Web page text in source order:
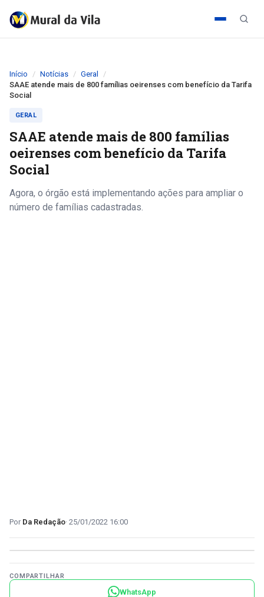
Início Notícias
Geral
SAAE atende mais de 800 famílias oeirenses com benefício da Tarifa
Social
GERAL
SAAE atende mais de 800 famílias
oeirenses com benefício da Tarifa
Social
Agora, o órgão está implementando ações para ampliar o
número de famílias cadastradas.
Da Redação 25/01/2022 16:00
COMPARTILHAR
WhatsApp